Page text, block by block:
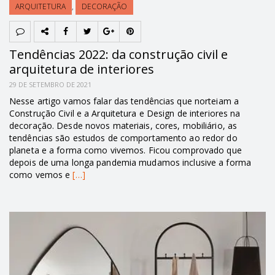
ARQUITETURA , DECORAÇÃO
Tendências 2022: da construção civil e
arquitetura de interiores
29 DE SETEMBRO DE 2021
Nesse artigo vamos falar das tendências que norteiam a
Construção Civil e a Arquitetura e Design de interiores na
decoração. Desde novos materiais, cores, mobiliário, as
tendências são estudos de comportamento ao redor do
planeta e a forma como vivemos. Ficou comprovado que
depois de uma longa pandemia mudamos inclusive a forma
como vemos e[…]